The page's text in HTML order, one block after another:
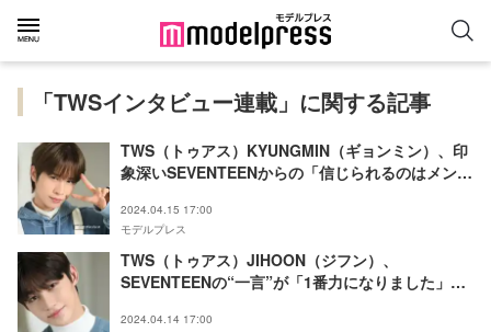
「TWSインタビュー連載」に関する記事
TWS（トゥアス）KYUNGMIN（ギョンミン）、印
象深いSEVENTEENからの「信じられるのはメンバ
勢”が原動力【モデルプレスインタビュー連載
Vol.6】
2024.04.15 17:00
モデルプレス
TWS（トゥアス）JIHOON（ジフン）、
SEVENTEENの“一言”が「1番力になりました」デ
ュー連載Vol.5】
2024.04.14 17:00